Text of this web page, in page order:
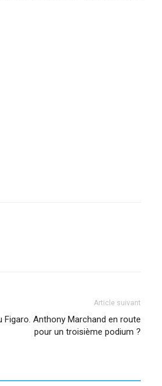
Article suivant
Figaro. Anthony Marchand en route
pour un troisième podium ?